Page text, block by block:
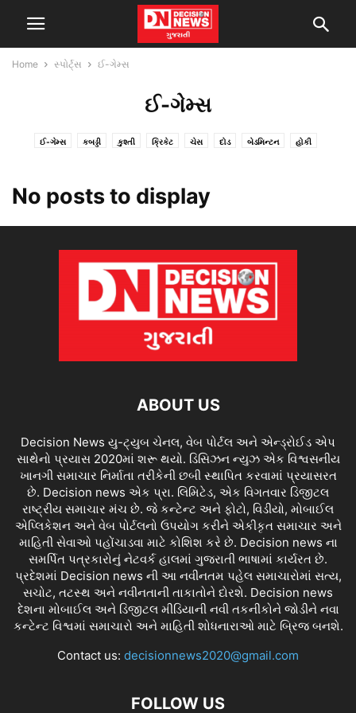
Home સ્પોર્ટ્સ ઈ-ગેમ્સ
ઈ-ગેમ્સ
ઈ-ગેમ્સ કબડ્ડી કુશ્તી ક્રિકેટ ચેસ દોડ બેડમિન્ટન હોકી
No posts to display
ABOUT US
Decision News યુ-ટ્યુબ ચેનલ, વેબ પોર્ટલ અને એન્ડ્રોઈડ એપ
સાથેનો પ્રયાસ 2020માં શરૂ થયો. ડિસિઝન ન્યુઝ એક વિશ્વસનીય
ખાનગી સમાચાર નિર્માતા તરીકેની છબી સ્થાપિત કરવામાં પ્રયાસરત
છે. Decision news એક પ્રા. લિમિટેડ, એક વિગતવાર ડિજીટલ
રાષ્ટ્રીય સમાચાર મંચ છે. જે કન્ટેન્ટ અને ફોટો, વિડીયો, મોબાઈલ
એપ્લિકેશન અને વેબ પોર્ટલનો ઉપયોગ કરીને એકીકૃત સમાચાર અને
માહિતી સેવાઓ પહોંચાડવા માટે કોશિશ કરે છે. Decision news ના
સમર્પિત પત્રકારોનું નેટવર્ક હાલમાં ગુજરાતી ભાષામાં કાર્યરત છે.
પ્રદેશમાં Decision news ની આ નવીનતમ પહેલ સમાચારોમાં સત્ય,
સચોટ, તટસ્થ અને નવીનતાની તાકાતોને દોરશે. Decision news
દેશના મોબાઈલ અને ડિજીટલ મીડિયાની નવી તકનીકોને જોડીને નવા
કન્ટેન્ટ વિશ્વમાં સમાચારો અને માહિતી શોધનારાઓ માટે બ્રિજ બનશે.
Contact us: decisionnews2020@gmail.com
FOLLOW US